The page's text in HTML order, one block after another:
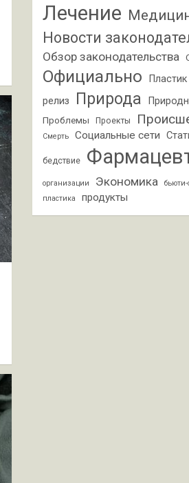
Лечение
Новости
Обзор законодательства
Официально Пластик
релиз
Природа
Проблемы Проекты
Смерть Социальные сети
бедствие
организации Экономика бьюти-
пластика продукты